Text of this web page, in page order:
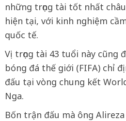
những trọng tài tốt nhất
hiện tại, với kinh nghiệm
quốc tế.
Vị trọng tài 43 tuổi này cũng
bóng đá thế giới (FIFA) chỉ
đấu tại vòng chung kết
Nga.
Bốn trận đấu mà ông